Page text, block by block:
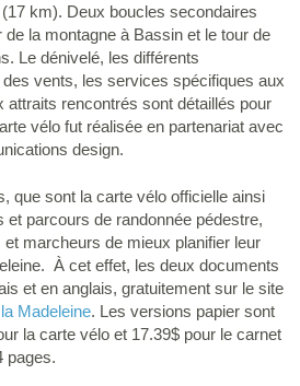
km). Deux boucles secondaires
de la montagne à Bassin et le tour de
Le dénivelé, les différents
vents, les services spécifiques aux
rencontrés sont détaillés pour
vélo fut réalisée en partenariat avec
design.
que sont la carte vélo officielle ainsi
et parcours de randonnée pédestre,
marcheurs de mieux planifier leur
À cet effet, les deux documents
et en anglais, gratuitement sur le site
Madeleine. Les versions papier sont
la carte vélo et 17.39$ pour le carnet
pages.